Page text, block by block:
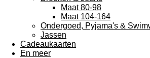
Maat 80-98
Maat 104-164
Ondergoed, Pyjama's &
Jassen
Cadeaukaarten
En meer